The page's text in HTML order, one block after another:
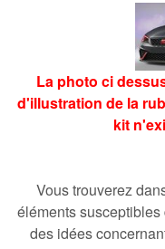
La photo ci
d'illustration de la
kit
Vous trouverez
éléments
des idées